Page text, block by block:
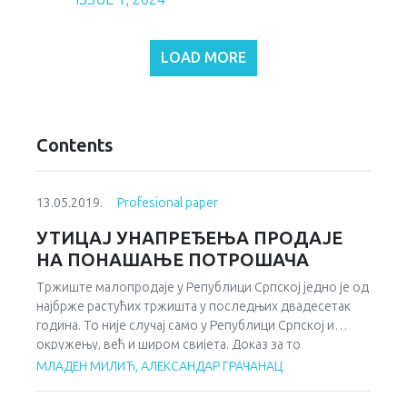
LOAD MORE
Contents
13.05.2019. Profesional paper
УТИЦАЈ УНАПРЕЂЕЊА ПРОДАЈЕ
НА ПОНАШАЊЕ ПОТРОШАЧА
Тржиште малопродаје у Републици Српској једно је од
најбрже растућих тржишта у последњих двадесетак
година. То није случај само у Републици Српској и
окружењу, већ и широм свијета. Доказ за то
представља раст ланаца маркета, мегамаркета, тржних
МЛАДЕН МИЛИЋ, AЛЕКСАНДАР ГРАЧАНАЦ